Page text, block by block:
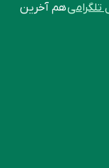
تلگرامیهم آخرین